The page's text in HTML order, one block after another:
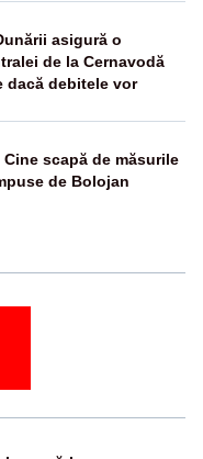
asigură o
de la Cernavodă
dacă debitele vor
scapă de măsurile
de Bolojan